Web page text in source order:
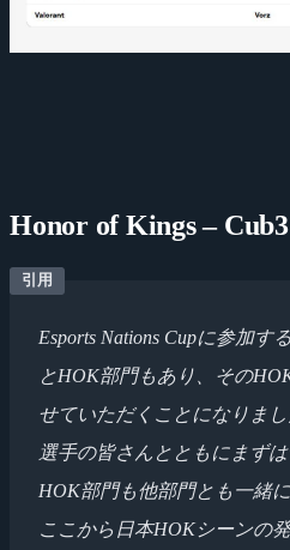
Honor of Kings – Cub3
Esports Nations Cupに参加す
とHOK部門もあり、その
せていただくことになりまし
選手の皆さんとともにまず
HOK部門も他部門とも一緒
ここから日本HOKシーンの